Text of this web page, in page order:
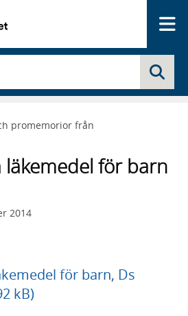
promemorior från
läkemedel för barn
2014
för barn, Ds
kB)